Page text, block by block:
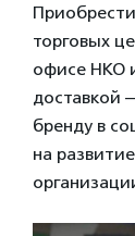
торговых
офисе НКО
доставкой
бренду в
на